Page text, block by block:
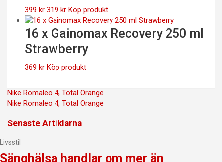
399kr Det
ursprungliga
priset
var:
399 kr.
319 krDet
nuvarande
priset
är:
319 kr.
Köp produkt
16 x Gainomax Recovery 250 ml
Strawberry
369 kr Köp produkt
Inläggsnavigering
Nike Romaleo 4, Total Orange
Nike Romaleo 4, Total Orange
Senaste Artiklarna
Livsstil
Sänghälsa handlar om mer än